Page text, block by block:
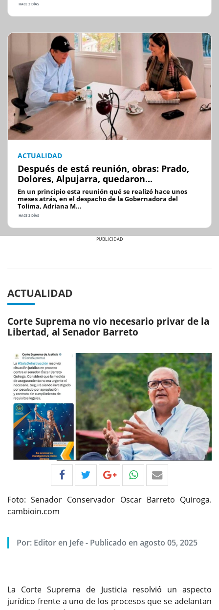
HACE 2 DÍAS
ACTUALIDAD
Después de está reunión, obras: Prado,
Dolores, Alpujarra, quedaron...
En un principio esta reunión qué se realizó hace unos
meses atrás, en el despacho de la Gobernadora del
Tolima, Adriana M...
HACE 2 DÍAS
ACTUALIDAD
Corte Suprema no vio necesario privar de la
Libertad, al Senador Barreto
Foto: Senador Conservador Oscar Barreto Quiroga.
cambioin.com
Por: Editor en Jefe- Publicado en agosto 05, 2025
La Corte Suprema de Justicia resolvió un aspecto
jurídico frente a uno de los procesos que se adelantan